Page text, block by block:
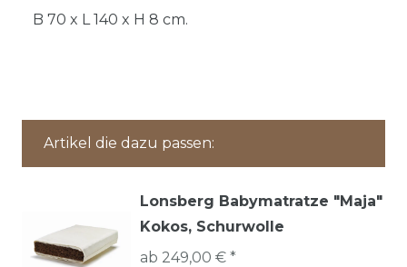
B 70 x L 140 x H 8 cm.
Artikel die dazu passen:
Lonsberg Babymatratze "Maja"
Kokos, Schurwolle
ab 249,00 € *